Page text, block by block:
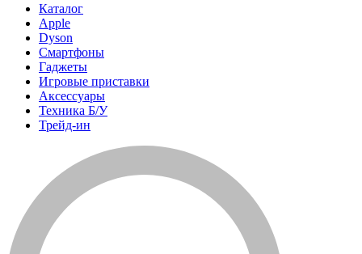
Каталог
Apple
Dyson
Смартфоны
Гаджеты
Игровые приставки
Аксессуары
Техника Б/У
Трейд-ин